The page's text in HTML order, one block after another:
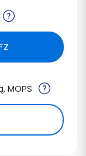
MOPS